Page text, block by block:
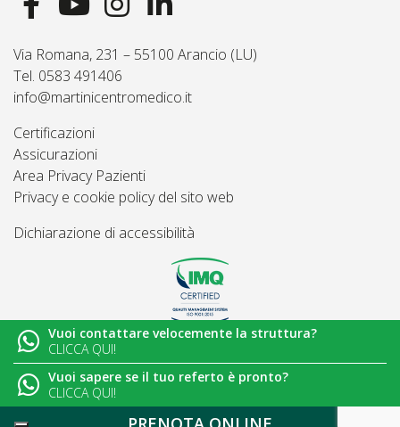
Via Romana, 231 – 55100 Arancio (LU)
Tel. 0583 491406
info@martinicentromedico.it
Certificazioni
Assicurazioni
Area Privacy Pazienti
Privacy e cookie policy del sito web
Dichiarazione di accessibilità
© 2026Martini Centro Medico - Lucca
Vuoi contattare velocemente la struttura?
CLICCA QUI!
Vuoi sapere se il tuo referto è pronto?
CLICCA QUI!